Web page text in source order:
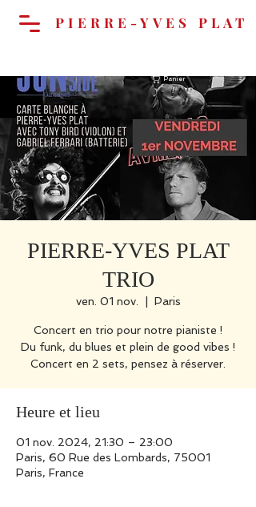
Panier
PIERRE-YVES PLAT
PIERRE-YVES PLAT
TRIO
ven. 01 nov. Paris
Concert en trio pour notre pianiste !
Du funk, du blues et plein de good vibes !
Concert en 2 sets, pensez à réserver.
Heure et lieu
01 nov. 2024, 21:30 – 23:00
Paris, 60 Rue des Lombards, 75001
Paris, France